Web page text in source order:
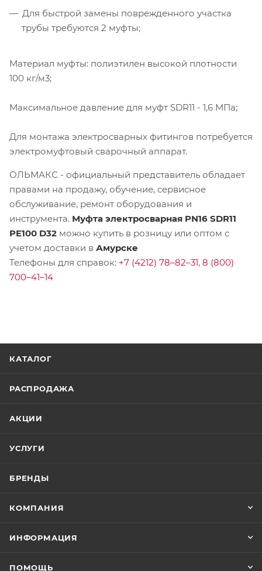
Для быстрой замены поврежденного участка
трубы требуются 2 муфты;
Материал муфты: полиэтилен высокой плотности
100 кг/м3;
Максимальное давление для муфт SDR11 - 1,6 МПа;
Для монтажа электросварных фитингов потребуется
электромуфтовый сварочный аппарат.
ОЛЬМАКС - официальный представитель обладает
правами на продажу, обучение, сервисное
обслуживание, ремонт оборудования и
инструмента. Муфта электросварная PN16 SDR11
PE100 D32 можно купить в розницу или оптом с
учетом доставки в Амурске
Телефоны для справок: +7 (4212) 78–82–31, 8 (800)
700–41–14
КАТАЛОГ
РАСПРОДАЖА
АКЦИИ
УСЛУГИ
БРЕНДЫ
КОМПАНИЯ
ИНФОРМАЦИЯ
ПОМОЩЬ